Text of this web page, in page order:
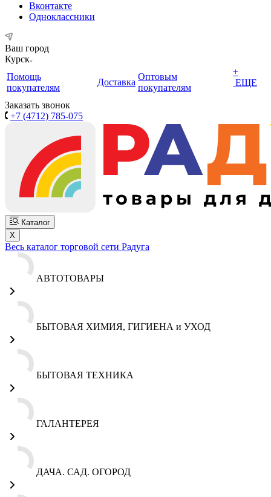
Вконтакте
Одноклассники
Ваш город
Курск
Помощь
покупателям
Доставка
Оптовым
покупателям
+
ЕЩЕ
Заказать звонок
+7 (4712) 785-075
Каталог
X
Весь каталог торговой сети Радуга
АВТОТОВАРЫ
БЫТОВАЯ ХИМИЯ, ГИГИЕНА и УХОД
БЫТОВАЯ ТЕХНИКА
ГАЛАНТЕРЕЯ
ДАЧА. САД. ОГОРОД